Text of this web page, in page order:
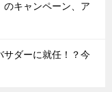
のキャンペーン、ア
ダーに就任！？今